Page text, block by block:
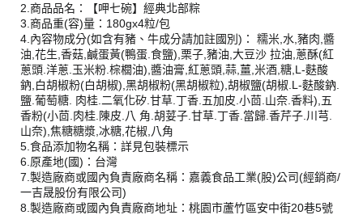
2.商品品名：【呷七碗】經典北部粽
3.商品重(容)量：180gx4粒/包
4.內容物成分(如含有豬、牛成分請加註國別)： 糯米,水,豬肉,醬
油,花生,香菇,鹹蛋黃(鴨蛋.食鹽),栗子,豬油,大豆沙 拉油,蔥酥(紅
蔥頭.洋蔥.玉米粉.棕櫚油),醬油膏,紅蔥頭,蒜,薑,米酒,糖,L-麩酸
鈉,白胡椒粉(白胡椒),黑胡椒粉(黑胡椒粒),胡椒鹽(胡椒.L-麩酸鈉.
鹽.葡萄糖. 肉桂.二氧化矽.甘草.丁香.五加皮.小茴.山奈.香料),五
香粉(小茴.肉桂.陳皮.八 角.胡荽子.甘草.丁香.當歸.香芹子.川芎.
山奈),焦糖糖漿,冰糖,花椒,八角
5.食品添加物名稱：詳見包裝標示
6.原產地(國)：台灣
7.製造廠商或國內負責廠商名稱：嘉義食品工業(股)公司(經銷商/
一吉晟股份有限公司)
8.製造廠商或國內負責廠商地址：桃園市蘆竹區安中街20巷5號